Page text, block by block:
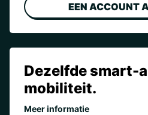
EEN ACCOUNT
Dezelfde smart-
mobiliteit.
Meer informatie